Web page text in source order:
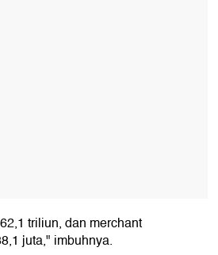
triliun, dan merchant
juta," imbuhnya.